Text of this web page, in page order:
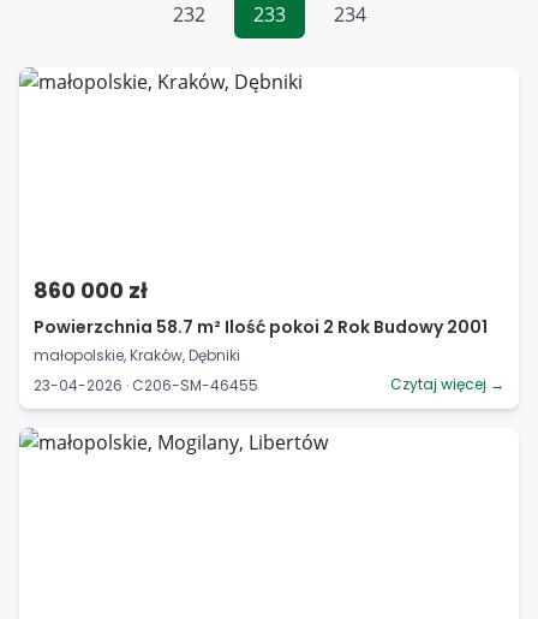
232
233 234
860 000 zł
Powierzchnia 58.7 m² Ilość pokoi 2 Rok Budowy 2001
małopolskie, Kraków, Dębniki
23-04-2026 · C206-SM-46455
Czytaj więcej →